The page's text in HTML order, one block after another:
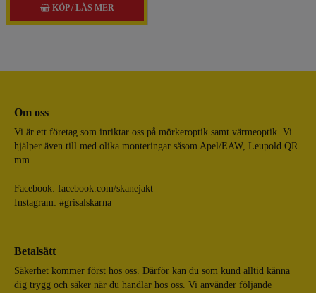
KÖP / LÄS MER
Om oss
Vi är ett företag som inriktar oss på mörkeroptik samt värmeoptik. Vi
hjälper även till med olika monteringar såsom Apel/EAW, Leupold QR
mm.
Facebook: facebook.com/skanejakt
Instagram: #grisalskarna
Betalsätt
Säkerhet kommer först hos oss. Därför kan du som kund alltid känna
dig trygg och säker när du handlar hos oss. Vi använder följande